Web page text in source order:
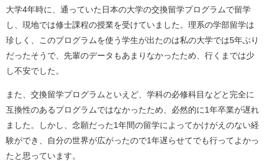
大学4年時に、通っていた日本の大学の交換留学プログラムで留学
し、現地では修士課程の授業を受けていました。理系の学部留学は
珍しく、このプログラムを使う学生が出たのは私の大学では5年ぶり
だったそうで、先輩のデータもあまりなかったため、行くまでは少
し不安でした。
また、交換留学プログラムといえど、学科の必修科目などと完全に
互換性のあるプログラムではなかったため、必然的に1年卒業が遅れ
ました。しかし、念願だった1年間の留学によってかけがえのない経
験ができ、自分の世界が広がったので1年遅らせてでも行ってよかっ
たと思っています。